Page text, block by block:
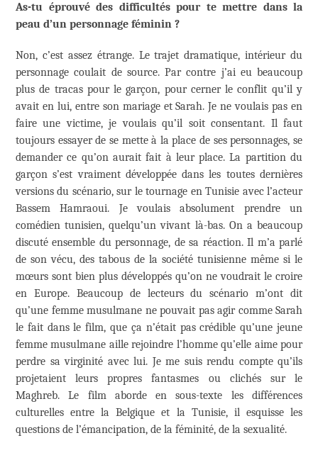
As-tu éprouvé des difficultés pour te mettre dans la
peau d’un personnage féminin ?
Non, c’est assez étrange. Le trajet dramatique, intérieur du
personnage coulait de source. Par contre j’ai eu beaucoup
plus de tracas pour le garçon, pour cerner le conflit qu’il y
avait en lui, entre son mariage et Sarah. Je ne voulais pas en
faire une victime, je voulais qu’il soit consentant. Il faut
toujours essayer de se mette à la place de ses personnages, se
demander ce qu’on aurait fait à leur place. La partition du
garçon s’est vraiment développée dans les toutes dernières
versions du scénario, sur le tournage en Tunisie avec l’acteur
Bassem Hamraoui. Je voulais absolument prendre un
comédien tunisien, quelqu’un vivant là-bas. On a beaucoup
discuté ensemble du personnage, de sa réaction. Il m’a parlé
de son vécu, des tabous de la société tunisienne même si le
mœurs sont bien plus développés qu’on ne voudrait le croire
en Europe. Beaucoup de lecteurs du scénario m’ont dit
qu’une femme musulmane ne pouvait pas agir comme Sarah
le fait dans le film, que ça n’était pas crédible qu’une jeune
femme musulmane aille rejoindre l’homme qu’elle aime pour
perdre sa virginité avec lui. Je me suis rendu compte qu’ils
projetaient leurs propres fantasmes ou clichés sur le
Maghreb. Le film aborde en sous-texte les différences
culturelles entre la Belgique et la Tunisie, il esquisse les
questions de l’émancipation, de la féminité, de la sexualité.